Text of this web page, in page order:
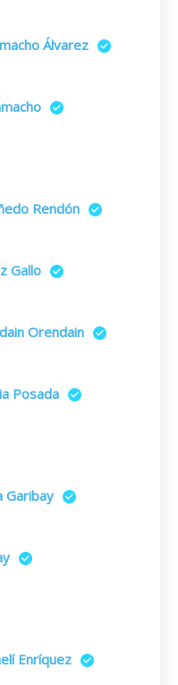
Álvarez
Rendón
Gallo
Orendain
Posada
Garibay
Enríquez